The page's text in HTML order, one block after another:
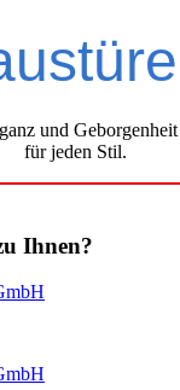
und Geborgenheit
für jeden Stil.
Ihnen?